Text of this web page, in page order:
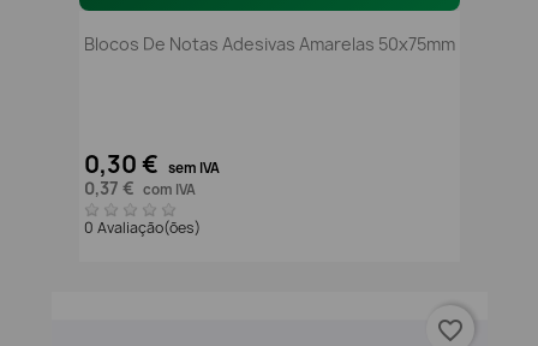
Blocos De Notas Adesivas Amarelas 50x75mm
0,30 € sem IVA
0,37 € com IVA
0 Avaliação(ões)
favorite_border